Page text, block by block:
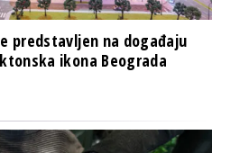
predstavljen na događaju
ikona Beograda